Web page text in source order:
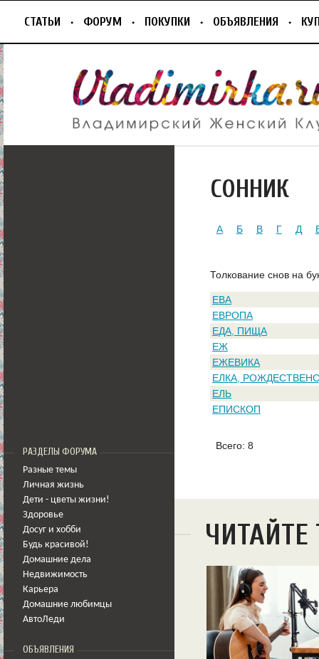
СТАТЬИ ФОРУМ ПОКУПКИ ОБЪЯВЛЕНИЯ
РАЗДЕЛЫ ФОРУМА
Разные темы
Личная жизнь
Дети - цветы жизни!
Здоровье
Досуг и хобби
Будь красивой!
Домашние дела
Недвижимость
Карьера
Домашние любимцы
АвтоЛеди
ОБЪЯВЛЕНИЯ
СОННИК
А Б В Г Д
Толкование снов на
ЕВА
ЕВРОПА
ЕДА, ПИЩА
ЕЖ
ЕЖЕВИКА
ЕЛКА,
ЕЛЬ
ЕПИСКОП
Всего: 8